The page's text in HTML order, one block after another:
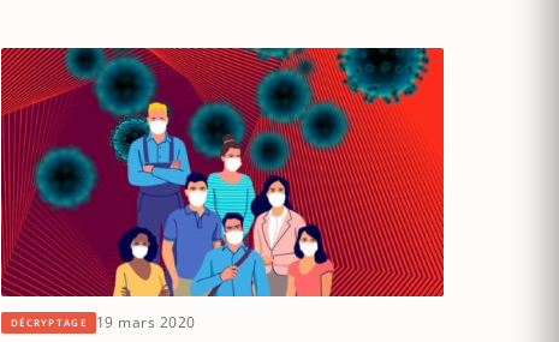
DÉCRYPTAGE 19 mars 2020